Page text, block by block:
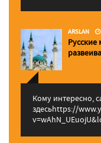
ARSLAN
Русские
Кому интересно,
здесьhttps://